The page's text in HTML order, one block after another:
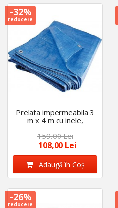
-32%
reducere
Prelata impermeabila 3
m x 4 m cu inele,
calitate premium,
albastra
159,00 Lei
108,00 Lei
Adaugă în Coş
-26%
reducere